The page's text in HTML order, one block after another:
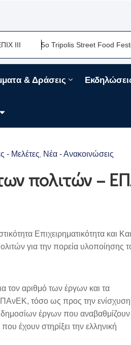
5ο Tripolis Street Food Festival-Μια
& Δράσεις
- Μελέτες Νέα - Ανακοινώσεις
πολιτών –
Επιχειρηματικότητα και
για την πορεία υλοποίησης
τον αριθμό των έργων και τα
τόσο ως προς την ενίσχυση
δημοσίων έργων που αναβαθμίζουν
έχουν στηρίξει την ελληνική